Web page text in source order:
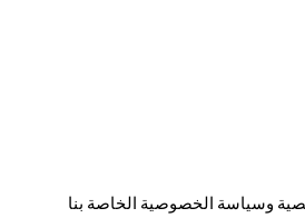
وسياسة الخصوصية الخاصة بنا